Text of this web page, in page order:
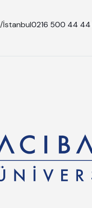
İstanbul0216 500 44 44